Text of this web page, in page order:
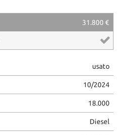
31.800 €
usato
10/2024
18.000
Diesel